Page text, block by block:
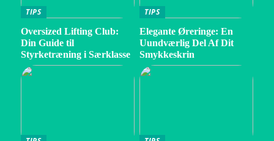
TIPS
Oversized Lifting Club:
Din Guide til
Styrketræning i Særklasse
TIPS
Elegante Øreringe: En
Uundværlig Del Af Dit
Smykkeskrin